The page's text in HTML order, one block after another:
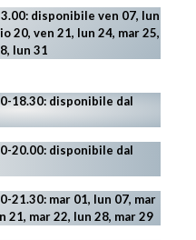
disponibile ven 07, lun
20, ven 21, lun 24, mar 25,
lun 31
18.30: disponibile dal
20.00: disponibile dal
21.30: mar 01, lun 07, mar
21, mar 22, lun 28, mar 29